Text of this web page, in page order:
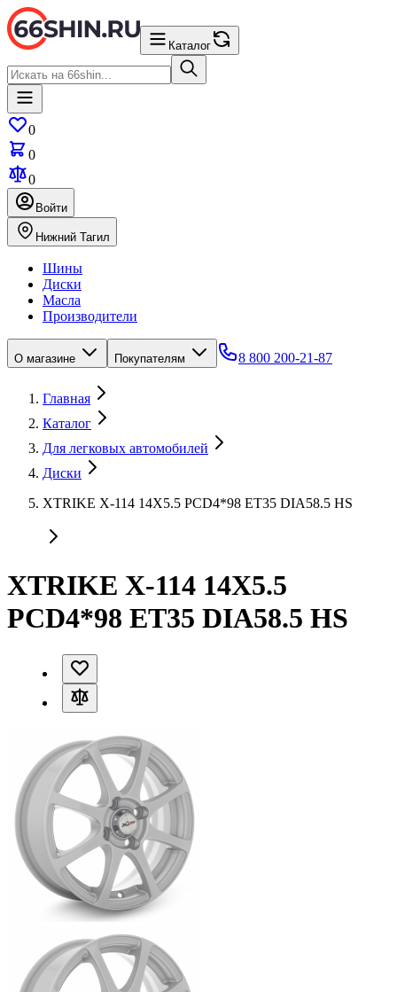
Каталог
0
0
0
Войти
Нижний Тагил
Шины
Диски
Масла
Производители
О магазине Покупателям 8 800 200-21-87
Главная
Каталог
Для легковых автомобилей
Диски
XTRIKE X-114 14X5.5 PCD4*98 ET35 DIA58.5 HS
XTRIKE X-114 14X5.5
PCD4*98 ET35 DIA58.5 HS